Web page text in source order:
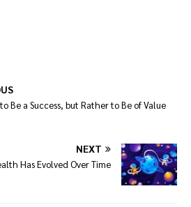
Be a Success, but Rather to Be of Value
NEXT
Has Evolved Over Time